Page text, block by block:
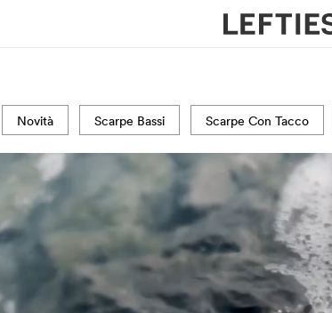
Novità Scarpe Bassi Scarpe Con Tacco